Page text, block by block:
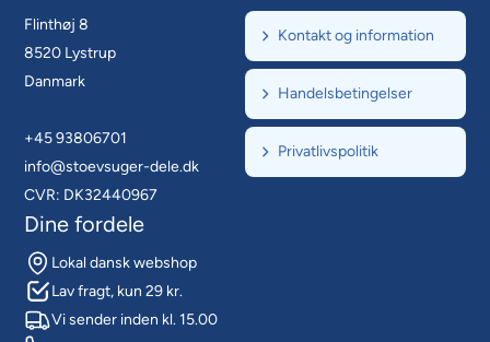
Flinthøj 8
8520 Lystrup
Danmark
+45 93806701
info@stoevsuger-dele.dk
CVR: DK32440967
Kontakt og information
Handelsbetingelser
Privatlivspolitik
Dine fordele
Lokal dansk webshop
Lav fragt, kun 29 kr.
Vi sender inden kl. 15.00